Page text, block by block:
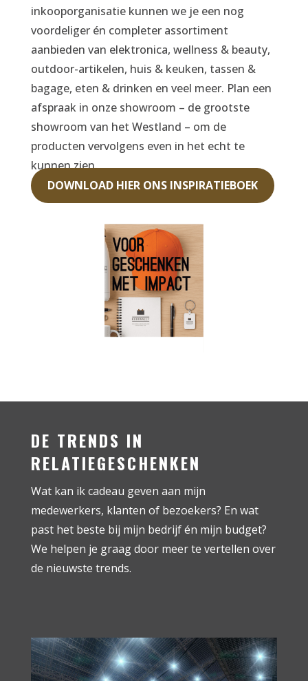
inkooporganisatie kunnen we je een nog
voordeliger én completer assortiment
aanbieden van elektronica, wellness & beauty,
outdoor-artikelen, huis & keuken, tassen &
bagage, eten & drinken en veel meer. Plan een
afspraak in onze showroom – de grootste
showroom van het Westland – om de
producten vervolgens even in het echt te
kunnen zien.
DOWNLOAD HIER ONS INSPIRATIEBOEK
DE TRENDS IN
RELATIEGESCHENKEN
Wat kan ik cadeau geven aan mijn
medewerkers, klanten of bezoekers? En wat
past het beste bij mijn bedrijf én mijn budget?
We helpen je graag door meer te vertellen over
de nieuwste trends.